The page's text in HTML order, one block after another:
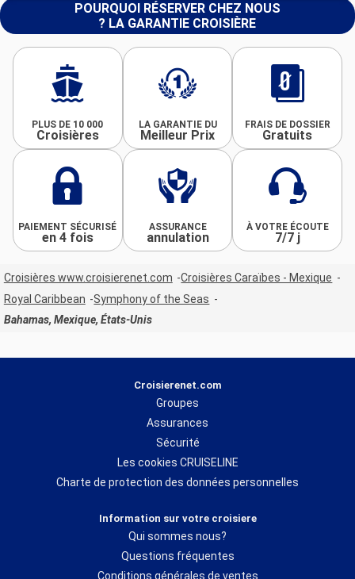
POURQUOI RÉSERVER CHEZ NOUS
? LA GARANTIE CROISIÈRE
PLUS DE 10 000
Croisières
LA GARANTIE DU
Meilleur Prix
FRAIS DE DOSSIER
Gratuits
PAIEMENT SÉCURISÉ
en 4 fois
ASSURANCE
annulation
À VOTRE ÉCOUTE
7/7 j
Croisières www.croisierenet.com
Croisières Caraïbes - Mexique
Royal Caribbean
Symphony of the Seas
Bahamas, Mexique, États-Unis
Croisierenet.com
Groupes
Assurances
Sécurité
Les cookies CRUISELINE
Charte de protection des données personnelles
Information sur votre croisiere
Qui sommes nous?
Questions fréquentes
Conditions générales de ventes